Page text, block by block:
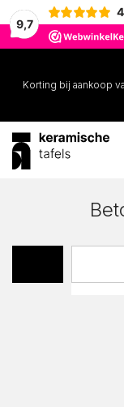
9,7
Korting bij aankoop